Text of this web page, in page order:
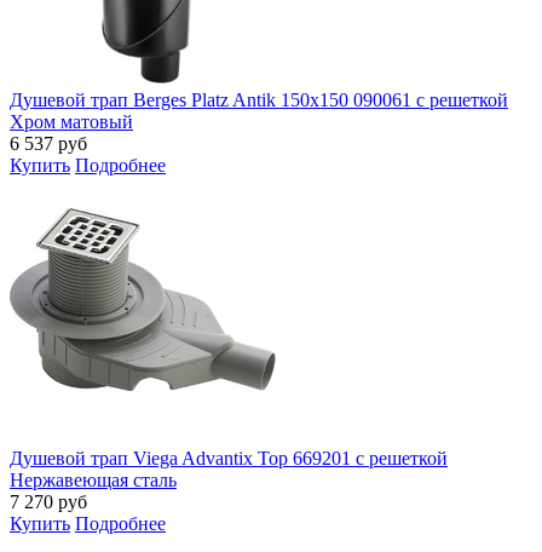
Душевой трап Berges Platz Antik 150x150 090061 с решеткой
Хром матовый
6 537 руб
Купить Подробнее
Душевой трап Viega Advantix Top 669201 с решеткой
Нержавеющая сталь
7 270 руб
Купить Подробнее